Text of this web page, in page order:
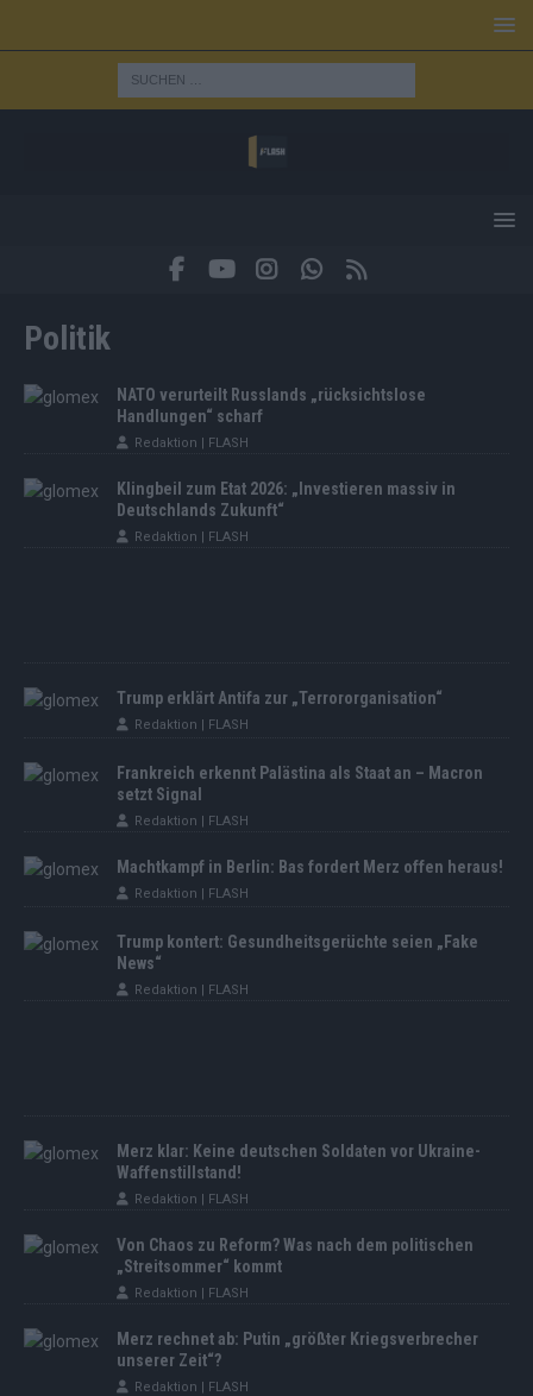
Politik
NATO verurteilt Russlands „rücksichtslose
Handlungen“ scharf
Redaktion | FLASH
Klingbeil zum Etat 2026: „Investieren massiv in
Deutschlands Zukunft“
Redaktion | FLASH
Trump erklärt Antifa zur „Terrororganisation“
Redaktion | FLASH
Frankreich erkennt Palästina als Staat an – Macron
setzt Signal
Redaktion | FLASH
Machtkampf in Berlin: Bas fordert Merz offen heraus!
Redaktion | FLASH
Trump kontert: Gesundheitsgerüchte seien „Fake
News“
Redaktion | FLASH
Merz klar: Keine deutschen Soldaten vor Ukraine-
Waffenstillstand!
Redaktion | FLASH
Von Chaos zu Reform? Was nach dem politischen
„Streitsommer“ kommt
Redaktion | FLASH
Merz rechnet ab: Putin „größter Kriegsverbrecher
unserer Zeit“?
Redaktion | FLASH